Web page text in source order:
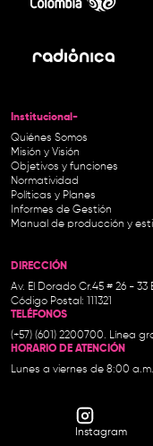
Institucional-
Quiénes Somos
Misión y Visión
Objetivos y funciones
Normatividad
Políticas y Planes
Informes de Gestión
Manual de producción y
DIRECCIÓN
Av. El Dorado Cr.45 # 26 -
Código Postal: 111321
TELÉFONOS
(+57) (601) 2200700. Línea
HORARIO DE ATENCIÓN
Lunes a viernes de 8:00
Instagram